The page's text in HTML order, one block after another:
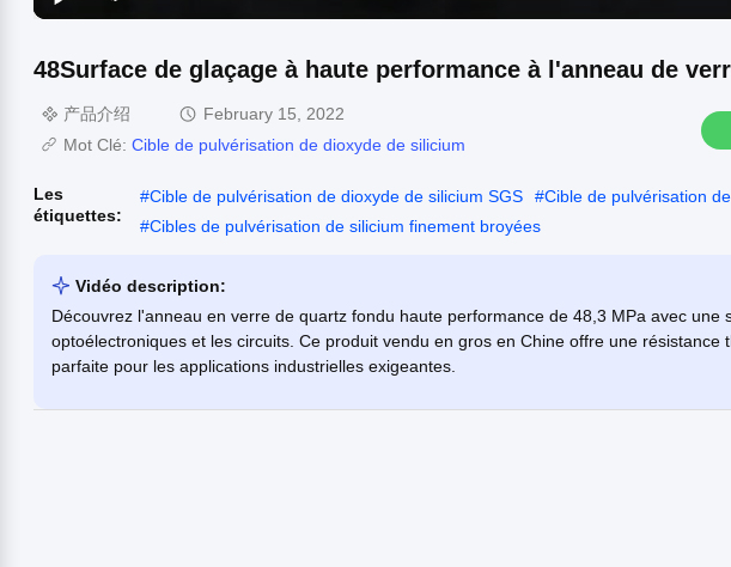
48Surface de glaçage à haute performance à l'anneau de
产品介绍
February 15, 2022
Mot Clé: Cible de pulvérisation de dioxyde de silicium
Les
étiquettes:
#Cible de pulvérisation de dioxyde de silicium SGS #Cible de pulvérisation
#Cibles de pulvérisation de silicium finement broyées
Vidéo description:
Découvrez l'anneau en verre de quartz fondu haute performance de 48,3 MPa avec une
optoélectroniques et les circuits. Ce produit vendu en gros en Chine offre une résistance
parfaite pour les applications industrielles exigeantes.